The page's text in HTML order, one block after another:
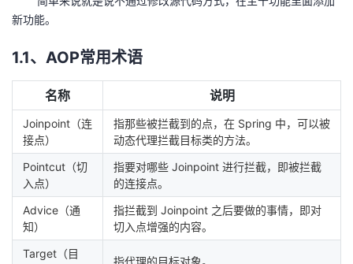
客
论
的
我
播
活
动
的
关
注
我
的
开
发
我
的
Programs
我
的
新功能。
1.1、AOP常用术语
名称 说明
Joinpoint（连
接点）
指那些被拦截到的点，在 Spring 中，可以被
动态代理拦截目标类的方法。
Pointcut（切
入点）
指要对哪些 Joinpoint 进行拦截，即被拦截
的连接点。
Advice（通
知）
指拦截到 Joinpoint 之后要做的事情，即对
切入点增强的内容。
Target（目